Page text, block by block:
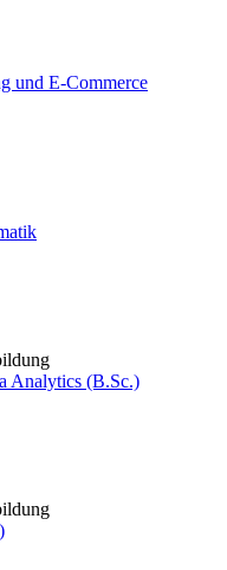
und E-Commerce
Analytics (B.Sc.)